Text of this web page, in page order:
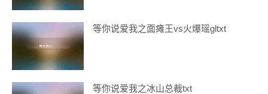
等你说爱我之面瘫王vs火爆瑶gltxt
等你说爱我之冰山总裁txt